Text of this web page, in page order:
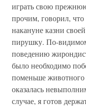
играть свою
прочим, говорил, что
накануне казни
пирушку. По-
поведению
было необходимо
поменьше животного
оказалась
случае, я готов